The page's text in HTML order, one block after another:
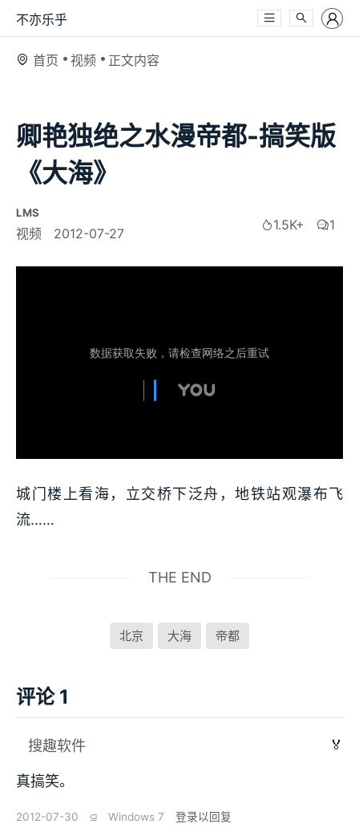
不亦乐乎
首页 视频 正文内容
卿艳独绝之水漫帝都-搞笑版
《大海》
LMS
视频 2012-07-27
1.5K+ 1
城门楼上看海，立交桥下泛舟，地铁站观瀑布飞
流……
THE END
北京 大海 帝都
评论 1
搜趣软件 🏅
真搞笑。
2012-07-30 ⫑ Windows 7 登录以回复